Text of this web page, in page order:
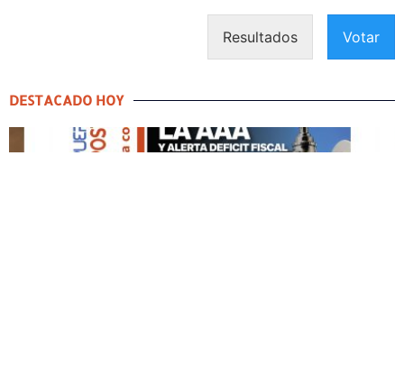
Resultados Votar
DESTACADO HOY